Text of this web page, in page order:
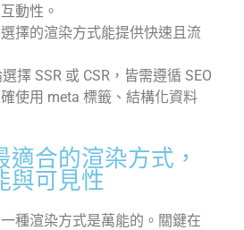
動性。
擇的渲染方式能提供快速且流
擇 SSR 或 CSR，皆需遵循 SEO
使用 meta 標籤、結構化資料
適合的渲染方式，
與可見性
種渲染方式是萬能的。關鍵在